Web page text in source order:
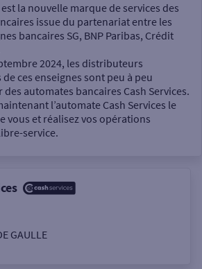
recherche
Autour de moi
est la nouvelle marque de services des
issue du partenariat entre les
bancaires SG, BNP Paribas, Crédit
2024, les distributeurs
ces enseignes sont peu à peu
des automates bancaires Cash Services.
l’automate Cash Services le
vous et réalisez vos opérations
service.
GAULLE